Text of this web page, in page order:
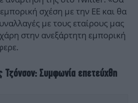
σχέση με την ΕΕ και θα
με τους εταίρους μας
στην ανεξάρτητη εμπορική
Συμφωνία επετεύχθη